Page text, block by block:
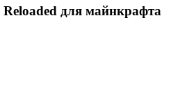
для майнкрафта